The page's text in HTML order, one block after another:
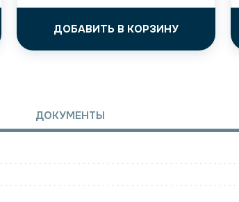
ДОБАВИТЬ В КОРЗИНУ
ДОКУМЕНТЫ